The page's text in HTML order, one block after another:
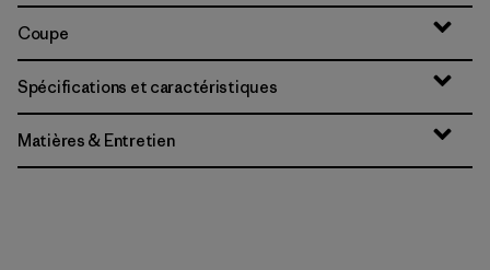
Coupe
Spécifications et caractéristiques
Matières & Entretien